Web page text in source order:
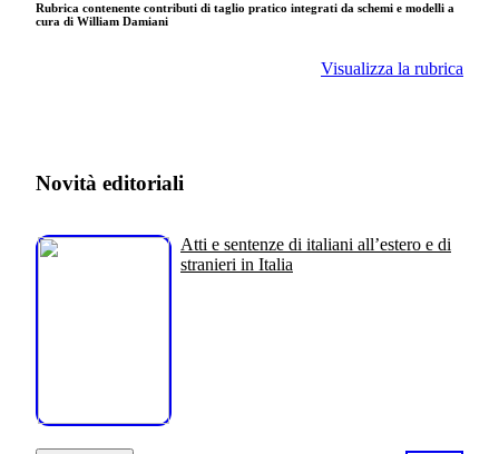
Rubrica contenente contributi di taglio pratico integrati da schemi e modelli a
cura di William Damiani
Visualizza la rubrica
Novità editoriali
Atti e sentenze di italiani all’estero e di
stranieri in Italia